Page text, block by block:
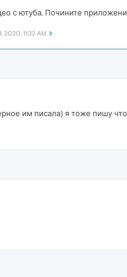
с ютуба. Почините
2020, 11:32 AM
им писала) я тоже пишу